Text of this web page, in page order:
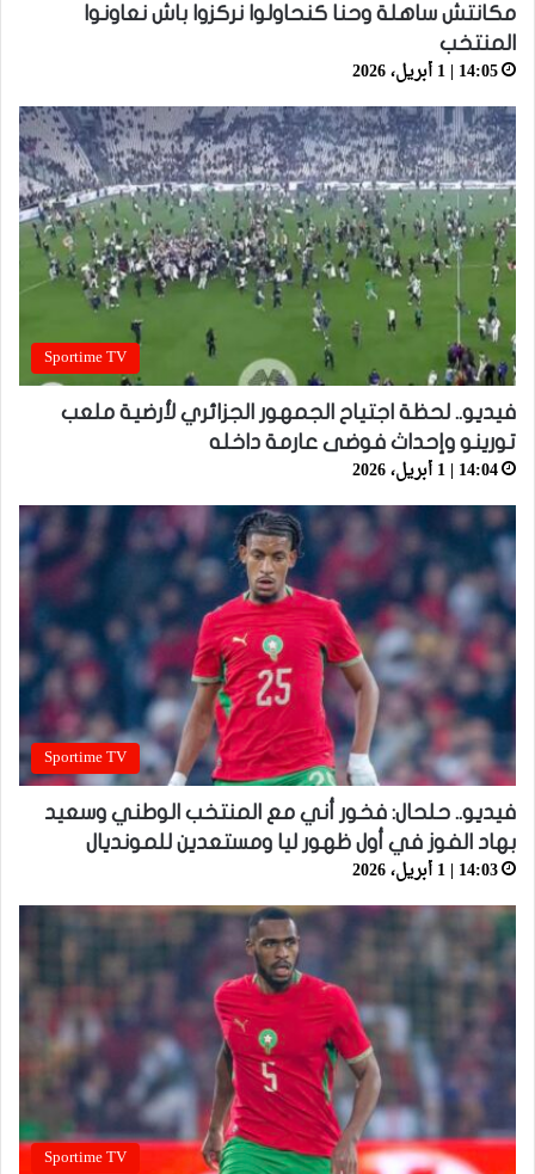
مكانتش ساهلة وحنا كنحاولوا نركزوا باش نعاونوا
المنتخب
14:05 | 1 أبريل، 2026
Sportime TV
فيديو.. لحظة اجتياح الجمهور الجزائري لأرضية ملعب
تورينو وإحداث فوضى عارمة داخله
14:04 | 1 أبريل، 2026
Sportime TV
فيديو.. حلحال: فخور أني مع المنتخب الوطني وسعيد
بهاد الفوز في أول ظهور ليا ومستعدين للمونديال
14:03 | 1 أبريل، 2026
Sportime TV